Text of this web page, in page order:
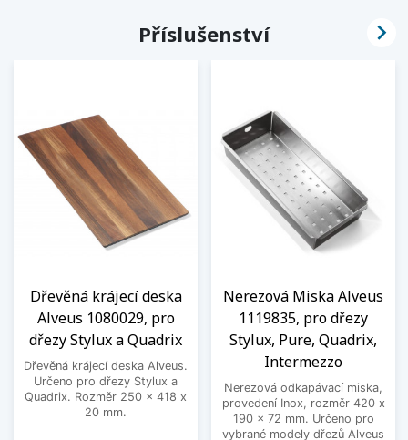
Příslušenství
Dřevěná krájecí deska
Alveus 1080029, pro
dřezy Stylux a Quadrix
Dřevěná krájecí deska Alveus.
Určeno pro dřezy Stylux a
Quadrix. Rozměr 250 x 418 x
20 mm.
Nerezová Miska Alveus
1119835, pro dřezy
Stylux, Pure, Quadrix,
Intermezzo
Nerezová odkapávací miska,
provedení Inox, rozměr 420 x
190 x 72 mm. Určeno pro
vybrané modely dřezů Alveus
